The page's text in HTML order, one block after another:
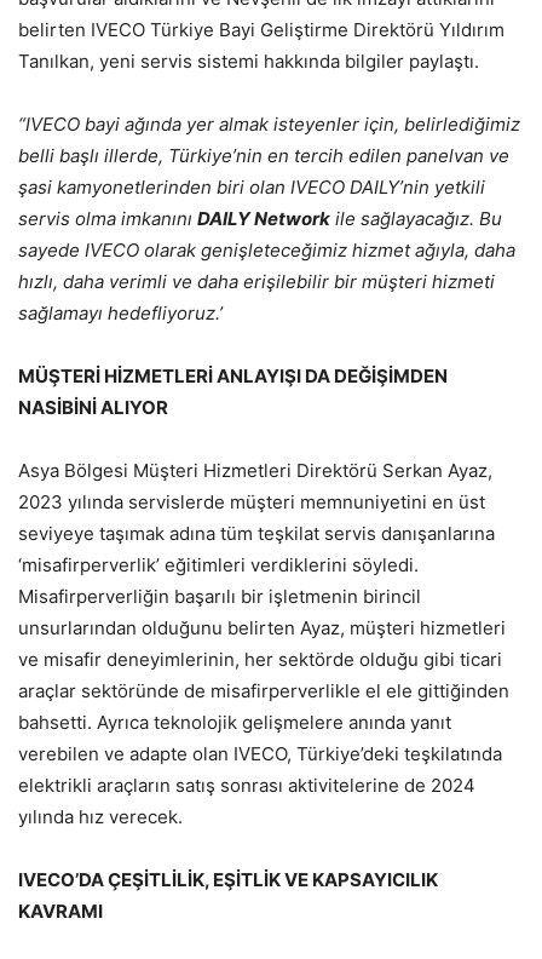
belirten IVECO Türkiye Bayi Geliştirme Direktörü Yıldırım
Tanılkan, yeni servis sistemi hakkında bilgiler paylaştı.
“IVECO bayi ağında yer almak isteyenler için, belirlediğimiz
belli başlı illerde, Türkiye’nin en tercih edilen panelvan ve
şasi kamyonetlerinden biri olan IVECO DAILY’nin yetkili
servis olma imkanını DAILY Network ile sağlayacağız. Bu
sayede IVECO olarak genişleteceğimiz hizmet ağıyla, daha
hızlı, daha verimli ve daha erişilebilir bir müşteri hizmeti
sağlamayı hedefliyoruz.’
MÜŞTERİ HİZMETLERİANLAYIŞI DA DEĞİŞİMDEN
NASİBİNİALIYOR
Asya Bölgesi Müşteri Hizmetleri Direktörü Serkan Ayaz,
2023 yılında servislerde müşteri memnuniyetini en üst
seviyeye taşımak adına tüm teşkilat servis danışanlarına
‘misafirperverlik’ eğitimleri verdiklerini söyledi.
Misafirperverliğin başarılı bir işletmenin birincil
unsurlarından olduğunu belirten Ayaz, müşteri hizmetleri
ve misafir deneyimlerinin, her sektörde olduğu gibi ticari
araçlar sektöründe de misafirperverlikle el ele gittiğinden
bahsetti. Ayrıca teknolojik gelişmelere anında yanıt
verebilen ve adapte olan IVECO, Türkiye’deki teşkilatında
elektrikli araçların satış sonrası aktivitelerine de 2024
yılında hız verecek.
IVECO’DA ÇEŞİTLİLİK, EŞİTLİK VE KAPSAYICILIK
KAVRAMI